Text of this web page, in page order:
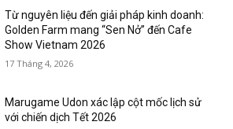
Từ nguyên liệu đến giải pháp kinh doanh:
Golden Farm mang “Sen Nở” đến Cafe
Show Vietnam 2026
17 Tháng 4, 2026
Marugame Udon xác lập cột mốc lịch sử
với chiến dịch Tết 2026